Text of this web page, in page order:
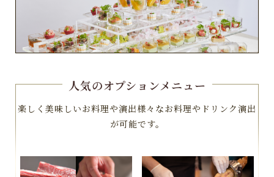
人気のオプションメニュー
楽しく美味しいお料理や演出様々なお料理やドリンク演出
が可能です。